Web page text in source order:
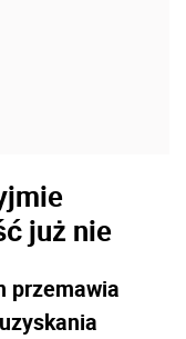
już nie
przemawia